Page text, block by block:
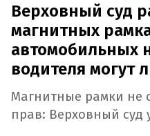
Верховный суд
магнитных
автомобильных
водителя могут
Магнитные рамки не
прав: Верховный суд